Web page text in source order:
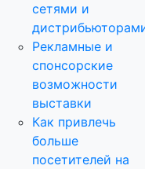
сетями и
Рекламные и
спонсорские
возможности
выставки
Как привлечь
больше
посетителей на